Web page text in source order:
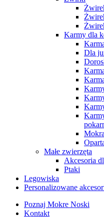
Karmy dla
Dla
Małe zwierzęta
Akcesoria
Ptaki
Legowiska
Personalizowane
Poznaj Mokre Noski
Kontakt